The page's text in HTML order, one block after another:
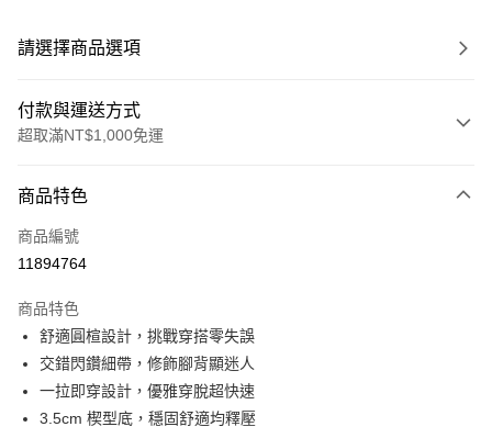
請選擇商品選項
付款與運送方式
超取滿NT$1,000免運
信用卡一次付款
超商取貨付款
運送方式
全家取貨付款
每筆NT$60，滿NT$1,000(含以上)免運費
7-11取貨付款
商品特色
商品編號
11894764
商品特色
舒適圓楦設計，挑戰穿搭零失誤
交錯閃鑽細帶，修飾腳背顯迷人
一拉即穿設計，優雅穿脫超快速
3.5cm 楔型底，穩固舒適均釋壓